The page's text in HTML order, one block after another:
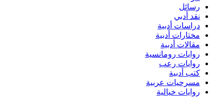
رسائل
نقد أدبي
دراسات أدبية
مختارات أدبية
مقالات أدبية
روايات رومانسية
روايات رعب
كتب أدبية
مسرحيات عربية
روايات خيالية